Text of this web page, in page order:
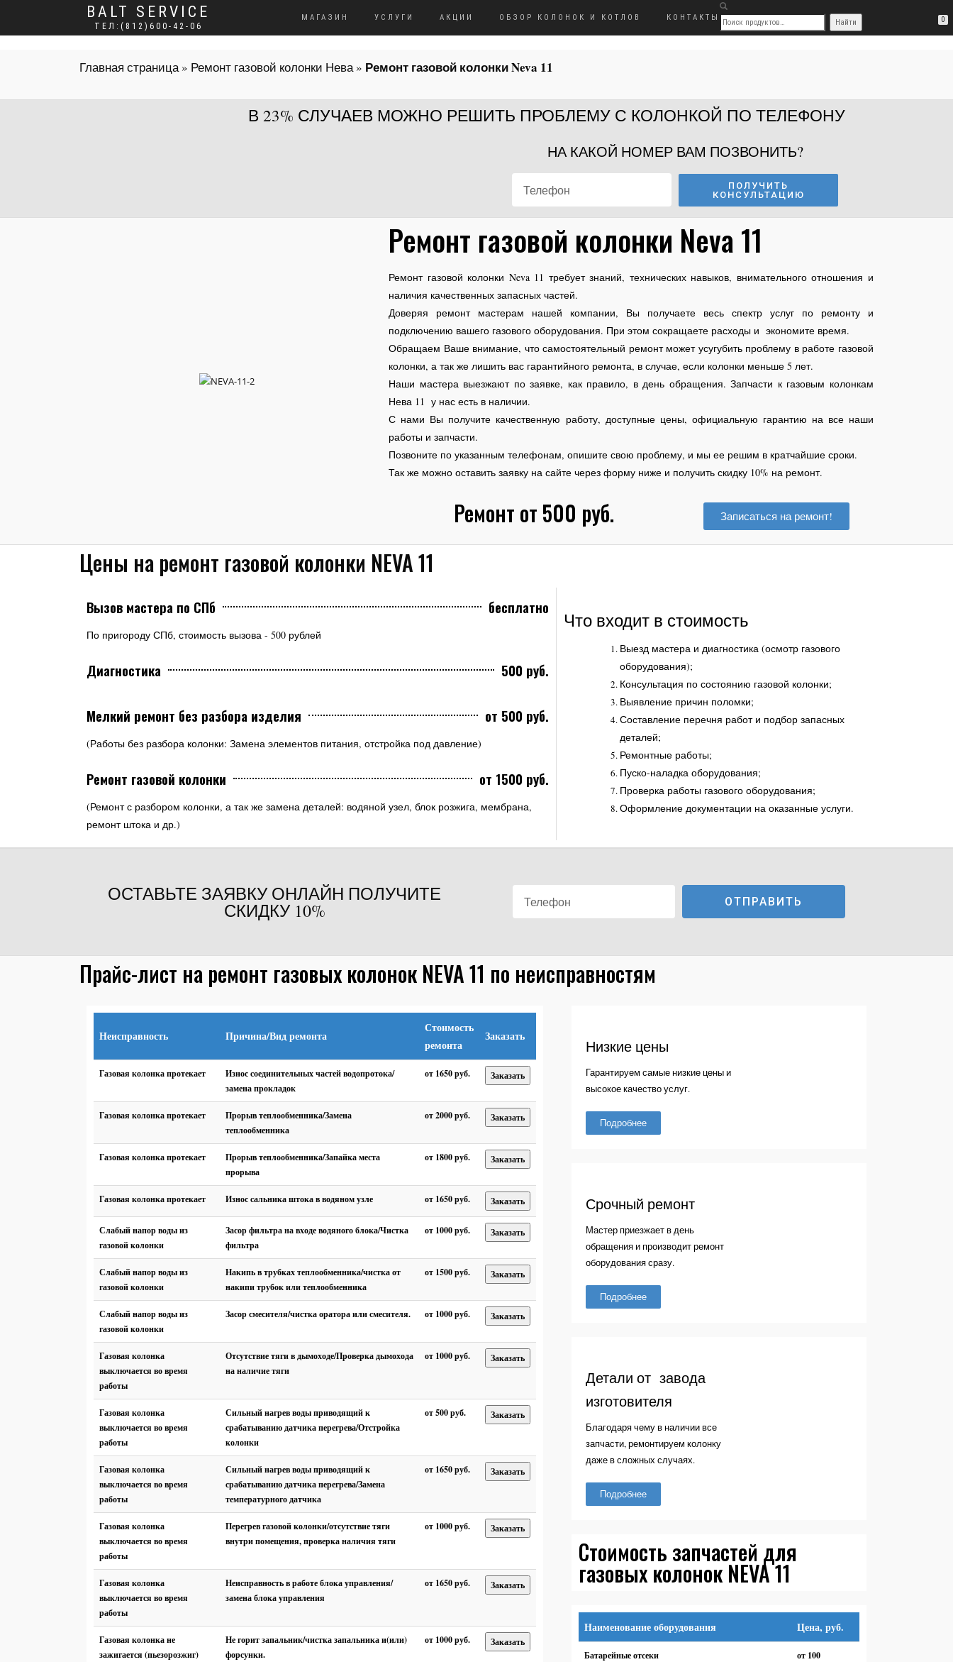
BALT SERVICE
ТЕЛ:(812)600-42-06
МАГАЗИН УСЛУГИ АКЦИИ ОБЗОР КОЛОНОК И КОТЛОВ КОНТАКТЫ 0
Главная страница» Ремонт газовой колонки Нева» Ремонт газовой колонки Neva 11
В 23% СЛУЧАЕВ МОЖНО РЕШИТЬ ПРОБЛЕМУ С КОЛОНКОЙ ПО ТЕЛЕФОНУ
НА КАКОЙ НОМЕР ВАМ ПОЗВОНИТЬ?
ПОЛУЧИТЬ
КОНСУЛЬТАЦИЮ
Ремонт газовой колонки Neva 11
Ремонт газовой колонки Neva 11 требует знаний, технических навыков, внимательного отношения и
наличия качественных запасных частей.
Доверяя ремонт мастерам нашей компании, Вы получаете весь спектр услуг по ремонту и
подключению вашего газового оборудования. При этом сокращаете расходы и экономите время.
Обращаем Ваше внимание, что самостоятельный ремонт может усугубить проблему в работе газовой
колонки, а так же лишить вас гарантийного ремонта, в случае, если колонки меньше 5 лет.
Наши мастера выезжают по заявке, как правило, в день обращения. Запчасти к газовым колонкам
Нева 11 у нас есть в наличии.
С нами Вы получите качественную работу, доступные цены, официальную гарантию на все наши
работы и запчасти.
Позвоните по указанным телефонам, опишите свою проблему, и мы ее решим в кратчайшие сроки.
Так же можно оставить заявку на сайте через форму ниже и получить скидку 10% на ремонт.
Ремонт от 500 руб. Записаться на ремонт!
Цены на ремонт газовой колонки NEVA 11
Вызов мастера по СПб бесплатно
По пригороду СПб, стоимость вызова - 500 рублей
Диагностика 500 руб.
Мелкий ремонт без разбора изделия от 500 руб.
(Работы без разбора колонки: Замена элементов питания, отстройка под давление)
Ремонт газовой колонки от 1500 руб.
(Ремонт с разбором колонки, а так же замена деталей: водяной узел, блок розжига, мембрана,
ремонт штока и др.)
Что входит в стоимость
Выезд мастера и диагностика (осмотр газового
оборудования);
Консультация по состоянию газовой колонки;
Выявление причин поломки;
Составление перечня работ и подбор запасных
деталей;
Ремонтные работы;
Пуско-наладка оборудования;
Проверка работы газового оборудования;
Оформление документации на оказанные услуги.
ОСТАВЬТЕ ЗАЯВКУ ОНЛАЙН ПОЛУЧИТЕ
СКИДКУ 10% ОТПРАВИТЬ
Прайс-лист на ремонт газовых колонок NEVA 11 по неисправностям
Неисправность Причина/Вид ремонта
Стоимость
ремонта
Заказать
Газовая колонка протекает
Износ соединительных частей водопротока/
замена прокладок
от 1650 руб. Заказать
Газовая колонка протекает
Прорыв теплообменника/Замена
теплообменника
от 2000 руб. Заказать
Газовая колонка протекает
Прорыв теплообменника/Запайка места
прорыва
от 1800 руб. Заказать
Газовая колонка протекает Износ сальника штока в водяном узле от 1650 руб. Заказать
Слабый напор воды из
газовой колонки
Засор фильтра на входе водяного блока/Чистка
фильтра
от 1000 руб. Заказать
Слабый напор воды из
газовой колонки
Накипь в трубках теплообменника/чистка от
накипи трубок или теплообменника
от 1500 руб. Заказать
Слабый напор воды из
газовой колонки
Засор смесителя/чистка оратора или смесителя. от 1000 руб. Заказать
Газовая колонка
выключается во время
работы
Отсутствие тяги в дымоходе/Проверка дымохода
на наличие тяги
от 1000 руб. Заказать
Газовая колонка
выключается во время
работы
Сильный нагрев воды приводящий к
срабатыванию датчика перегрева/Отстройка
колонки
от 500 руб. Заказать
Газовая колонка
выключается во время
работы
Сильный нагрев воды приводящий к
срабатыванию датчика перегрева/Замена
температурного датчика
от 1650 руб. Заказать
Газовая колонка
выключается во время
работы
Перегрев газовой колонки/отсутствие тяги
внутри помещения, проверка наличия тяги
от 1000 руб. Заказать
Газовая колонка
выключается во время
работы
Неисправность в работе блока управления/
замена блока управления
от 1650 руб. Заказать
Газовая колонка не
зажигается (пьезорозжиг)
Не горит запальник/чистка запальника и(или)
форсунки.
от 1000 руб. Заказать
Низкие цены
Гарантируем самые низкие цены и
высокое качество услуг.
Подробнее
Срочный ремонт
Мастер приезжает в день
обращения и производит ремонт
оборудования сразу.
Подробнее
Детали от завода
изготовителя
Благодаря чему в наличии все
запчасти, ремонтируем колонку
даже в сложных случаях.
Подробнее
Стоимость запчастей для
газовых колонок NEVA 11
Наименование оборудования Цена, руб.
Батарейные отсеки от 100